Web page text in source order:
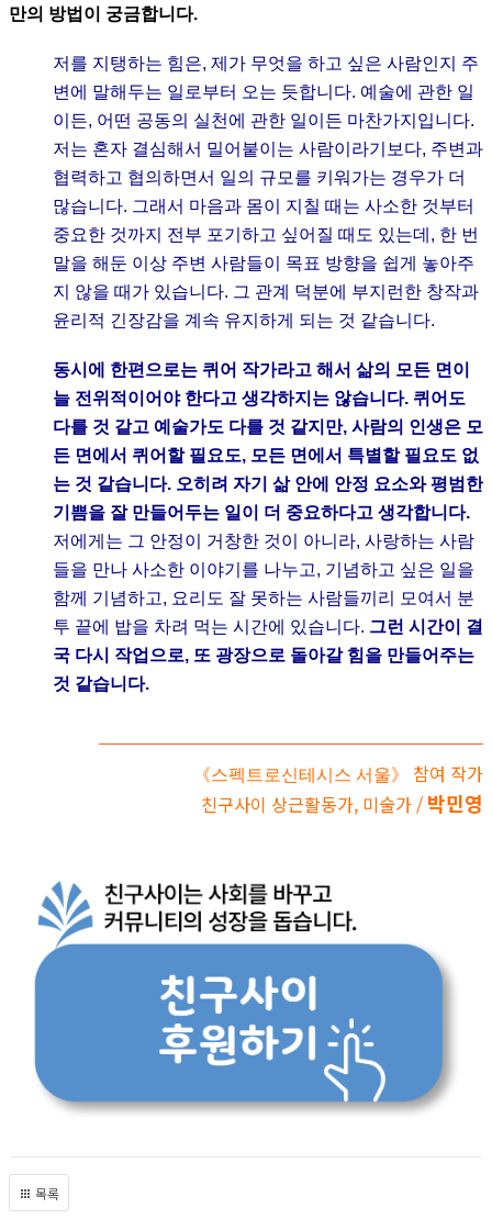
만의 방법이 궁금합니다.
저를 지탱하는 힘은, 제가 무엇을 하고 싶은 사람인지 주
변에 말해두는 일로부터 오는 듯합니다. 예술에 관한 일
이든, 어떤 공동의 실천에 관한 일이든 마찬가지입니다.
저는 혼자 결심해서 밀어붙이는 사람이라기보다, 주변과
협력하고 협의하면서 일의 규모를 키워가는 경우가 더
많습니다. 그래서 마음과 몸이 지칠 때는 사소한 것부터
중요한 것까지 전부 포기하고 싶어질 때도 있는데, 한 번
말을 해둔 이상 주변 사람들이 목표 방향을 쉽게 놓아주
지 않을 때가 있습니다. 그 관계 덕분에 부지런한 창작과
윤리적 긴장감을 계속 유지하게 되는 것 같습니다.
동시에 한편으로는 퀴어 작가라고 해서 삶의 모든 면이
늘 전위적이어야 한다고 생각하지는 않습니다. 퀴어도
다를 것 같고 예술가도 다를 것 같지만, 사람의 인생은 모
든 면에서 퀴어할 필요도, 모든 면에서 특별할 필요도 없
는 것 같습니다. 오히려 자기 삶 안에 안정 요소와 평범한
기쁨을 잘 만들어두는 일이 더 중요하다고 생각합니다.
저에게는 그 안정이 거창한 것이 아니라, 사랑하는 사람
들을 만나 사소한 이야기를 나누고, 기념하고 싶은 일을
함께 기념하고, 요리도 잘 못하는 사람들끼리 모여서 분
투 끝에 밥을 차려 먹는 시간에 있습니다. 그런 시간이 결
국 다시 작업으로, 또 광장으로 돌아갈 힘을 만들어주는
것 같습니다.
《스펙트로신테시스 서울》 참여 작가
친구사이 상근활동가, 미술가 / 박민영
목록